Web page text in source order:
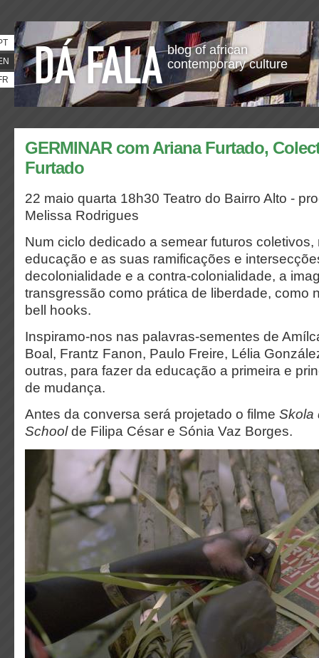
blog of african
contemporary culture
GERMINAR com Ariana Furtado,
Furtado
22 maio quarta 18h30 Teatro do Bairro Alto -
Melissa Rodrigues
Num ciclo dedicado a semear futuros coletivos,
educação e as suas ramificações e
decolonialidade e a contra-colonialidade, a
transgressão como prática de liberdade, como
bell hooks.
Inspiramo-nos nas palavras-sementes de
Boal, Frantz Fanon, Paulo Freire, Lélia
outras, para fazer da educação a primeira e
de mudança.
Antes da conversa será projetado o filme Skola
Schoolde Filipa César e Sónia Vaz Borges.